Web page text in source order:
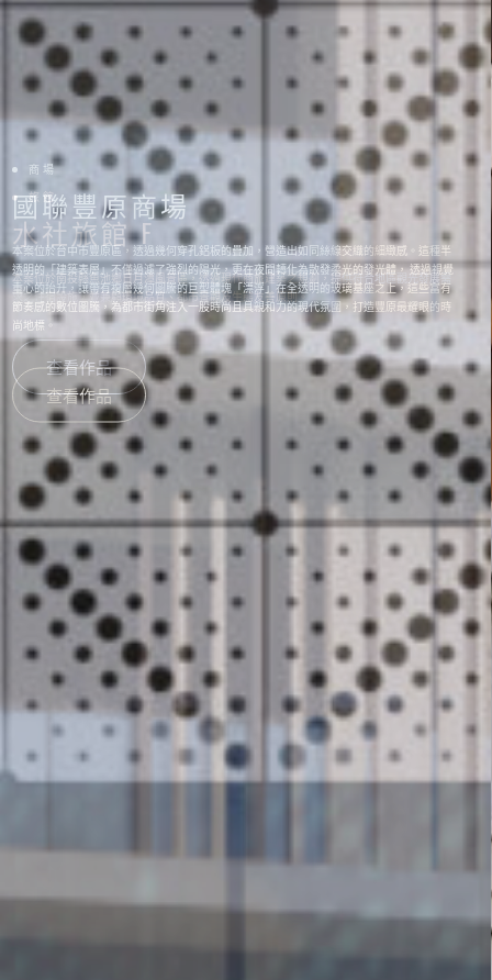
商場
國聯豐原商場
本案位於台中市豐原區，透過幾何穿孔鋁板的疊加，營造出如同絲線交織的細緻感。這種半
透明的「建築表層」不僅過濾了強烈的陽光，更在夜間轉化為散發柔光的發光體， 透過視覺
重心的抬升，讓帶有複層幾何圖騰的巨型體塊「漂浮」在全透明的玻璃基座之上，這些富有
節奏感的數位圖騰，為都市街角注入一股時尚且具親和力的現代氛圍，打造豐原最耀眼的時
尚地標。
查看作品